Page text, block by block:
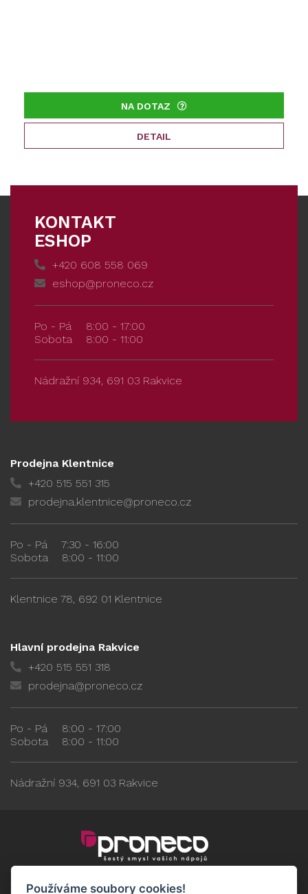
NA DOTAZ
DETAIL
KONTAKT
ESHOP
+420 608 558 069
eshop@proneco.cz
Po - Pá
8:00 - 17:00
Sobota
8:00 - 11:00
Nádražní 934, 691 03 Rakvice
Prodejna Klentnice
+420 515 551 315
prodejna.klentnice@proneco.cz
Po - Pá
7:30 - 16:00
Sobota
8:00 - 11:00
Klentnice 78, 692 01 Klentnice
Hlavní prodejna Rakvice
+420 515 551 318
prodejna@proneco.cz
Po - Pá
8:00 - 17:00
Sobota
8:00 - 11:00
Nádražní 934, 691 03 Rakvice
Používáme soubory cookies!